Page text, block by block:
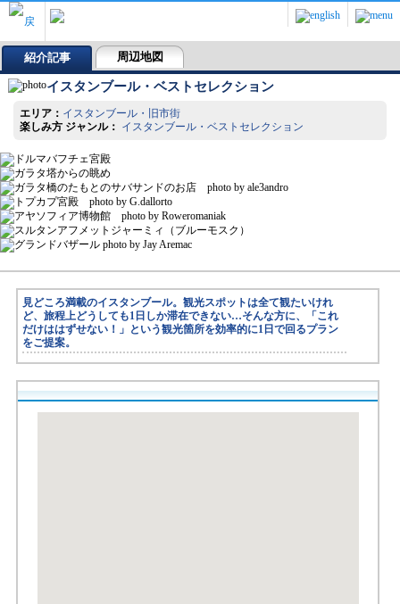
紹介記事 周辺地図
イスタンブール・ベストセレクション
エリア： イスタンブール・旧市街
楽しみ方 ジャンル： イスタンブール・ベストセレクション
見どころ満載のイスタンブール。観光スポットは全て観たいけれ
ど、旅程上どうしても1日しか滞在できない…そんな方に、「これ
だけははずせない！」という観光箇所を効率的に1日で回るプラン
をご提案。